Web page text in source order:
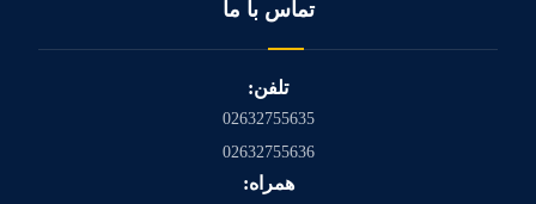
تماس با ما
تلفن:
02632755635
02632755636
همراه: